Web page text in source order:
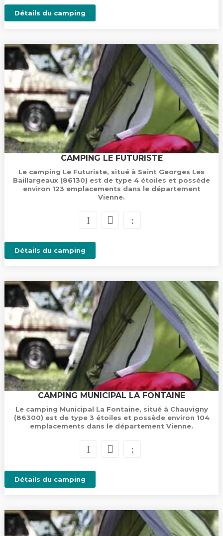
Détails du camping
CAMPING LE FUTURISTE
Le camping Le Futuriste, situé à Saint Georges Les
Baillargeaux (86130) est de type 4 étoiles et possède
environ 123 emplacements dans le département
Vienne.
Détails du camping
CAMPING MUNICIPAL LA FONTAINE
Le camping Municipal La Fontaine, situé à Chauvigny
(86300) est de type 3 étoiles et possède environ 104
emplacements dans le département Vienne.
Détails du camping